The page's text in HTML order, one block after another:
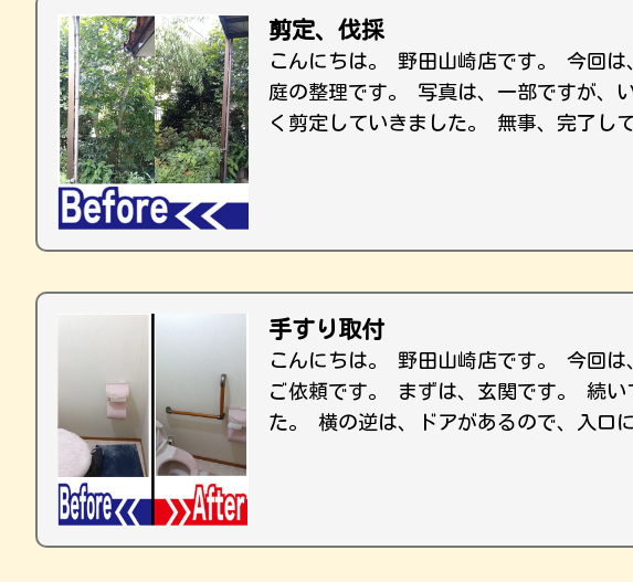
剪定、伐採
こんにちは。 野田山崎店です。 今回
庭の整理です。 写真は、一部ですが、
く剪定していきました。 無事、完了
手すり取付
こんにちは。 野田山崎店です。 今回
ご依頼です。 まずは、玄関です。 続
た。 横の逆は、ドアがあるので、入